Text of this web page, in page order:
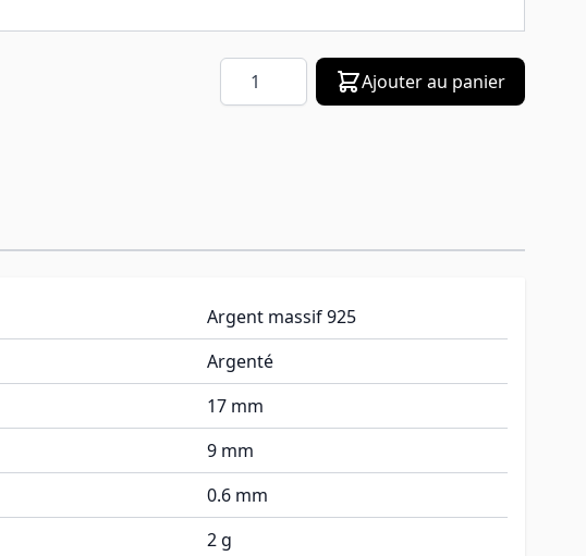
Quantité Ajouter au panier
Argent massif 925
Argenté
17 mm
9 mm
0.6 mm
2 g